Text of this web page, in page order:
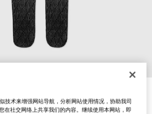
术来增强网站导航，分析网站使用情况，协助我司
在社交网络上共享我们的内容。继续使用本网站，即